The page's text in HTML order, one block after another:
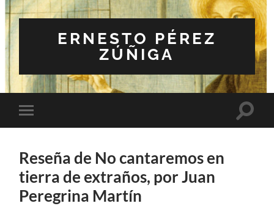
ERNESTO PÉREZ
ZÚÑIGA
Alternar
el
Reseña de No cantaremos en
tierra de extraños, por Juan
Peregrina Martín